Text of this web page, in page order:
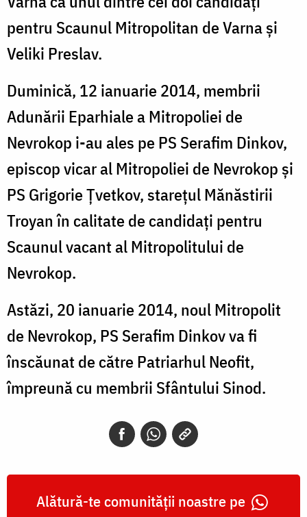
pentru Scaunul Mitropolitan de Varna și
Veliki Preslav.
Duminică, 12 ianuarie 2014, membrii
Adunării Eparhiale a Mitropoliei de
Nevrokop i-au ales pe PS Serafim Dinkov,
episcop vicar al Mitropoliei de Nevrokop și
PS Grigorie Ţvetkov, stareţul Mănăstirii
Troyan în calitate de candidați pentru
Scaunul vacant al Mitropolitului de
Nevrokop.
Astăzi, 20 ianuarie 2014, noul Mitropolit
de Nevrokop, PS Serafim Dinkov va fi
înscăunat de către Patriarhul Neofit,
împreună cu membrii Sfântului Sinod.
Alătură-te comunității noastre pe